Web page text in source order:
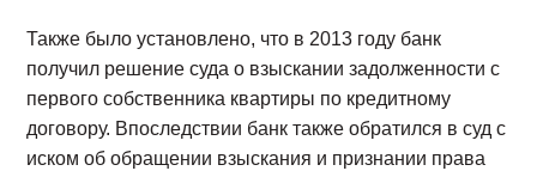
Также было установлено, что в 2013 году банк
получил решение суда о взыскании задолженности с
первого собственника квартиры по кредитному
договору. Впоследствии банк также обратился в суд с
иском об обращении взыскания и признании права